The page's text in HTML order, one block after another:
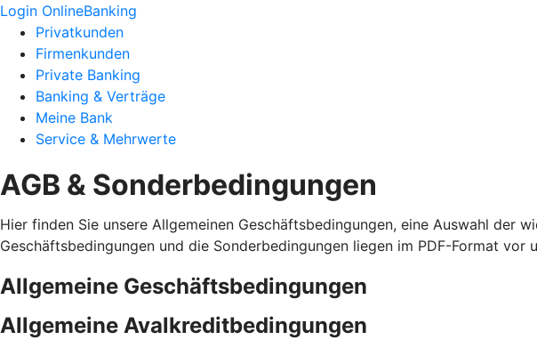
Login OnlineBanking
Privatkunden
Firmenkunden
Private Banking
Banking & Verträge
Meine Bank
Service & Mehrwerte
AGB & Sonderbedingungen
Hier finden Sie unsere Allgemeinen Geschäftsbedingungen, eine Auswahl der
Geschäftsbedingungen und die Sonderbedingungen liegen im PDF-Format vor
Allgemeine Geschäftsbedingungen
Allgemeine Avalkreditbedingungen